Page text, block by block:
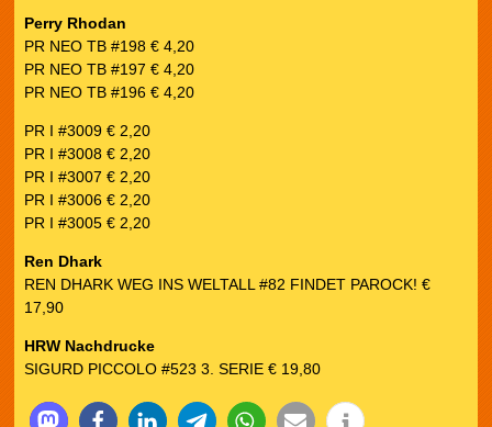
Perry Rhodan
PR NEO TB #198 € 4,20
PR NEO TB #197 € 4,20
PR NEO TB #196 € 4,20
PR I #3009 € 2,20
PR I #3008 € 2,20
PR I #3007 € 2,20
PR I #3006 € 2,20
PR I #3005 € 2,20
Ren Dhark
REN DHARK WEG INS WELTALL #82 FINDET PAROCK! €
17,90
HRW Nachdrucke
SIGURD PICCOLO #523 3. SERIE € 19,80